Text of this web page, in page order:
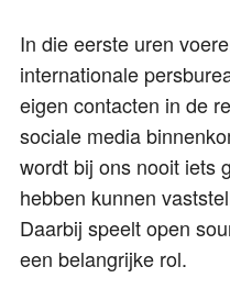
In die eerste uren
internationale
eigen contacten in de
sociale media
wordt bij ons nooit iets
hebben kunnen
Daarbij speelt open
een belangrijke rol.